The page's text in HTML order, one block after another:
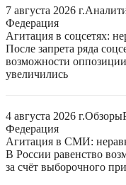
7 августа 2026 г.
Федерация
Агитация в соцсетях:
После запрета ряда
возможности
увеличились
4 августа 2026 г.Обзоры
Федерация
Агитация в СМИ:
В России равенство
за счёт выборочного